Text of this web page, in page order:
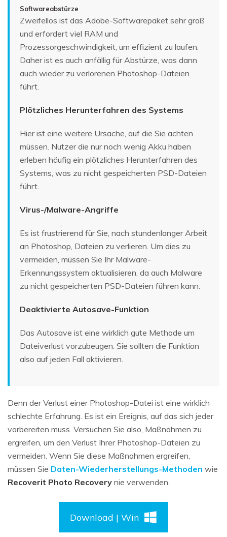
Softwareabstürze
Zweifellos ist das Adobe-Softwarepaket sehr groß
und erfordert viel RAM und
Prozessorgeschwindigkeit, um effizient zu laufen.
Daher ist es auch anfällig für Abstürze, was dann
auch wieder zu verlorenen Photoshop-Dateien
führt.
Plötzliches Herunterfahren des Systems
Hier ist eine weitere Ursache, auf die Sie achten
müssen. Nutzer die nur noch wenig Akku haben
erleben häufig ein plötzliches Herunterfahren des
Systems, was zu nicht gespeicherten PSD-Dateien
führt.
Virus-/Malware-Angriffe
Es ist frustrierend für Sie, nach stundenlanger Arbeit
an Photoshop, Dateien zu verlieren. Um dies zu
vermeiden, müssen Sie Ihr Malware-
Erkennungssystem aktualisieren, da auch Malware
zu nicht gespeicherten PSD-Dateien führen kann.
Deaktivierte Autosave-Funktion
Das Autosave ist eine wirklich gute Methode um
Dateiverlust vorzubeugen. Sie sollten die Funktion
also auf jeden Fall aktivieren.
Denn der Verlust einer Photoshop-Datei ist eine wirklich
schlechte Erfahrung. Es ist ein Ereignis, auf das sich jeder
vorbereiten muss. Versuchen Sie also, Maßnahmen zu
ergreifen, um den Verlust Ihrer Photoshop-Dateien zu
vermeiden. Wenn Sie diese Maßnahmen ergreifen,
müssen Sie Daten-Wiederherstellungs-Methoden wie
Recoverit Photo Recovery nie verwenden.
Download | Win